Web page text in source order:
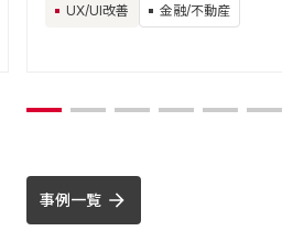
UX/UI改善 金融/不動産
事例一覧